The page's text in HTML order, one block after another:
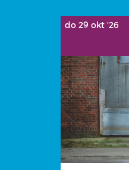
do 29 okt ’26